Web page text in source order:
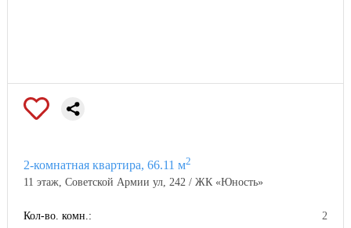
2-комнатная квартира, 66.11 м2
11 этаж, Советской Армии ул, 242 / ЖК «Юность»
Кол-во. комн.:
2